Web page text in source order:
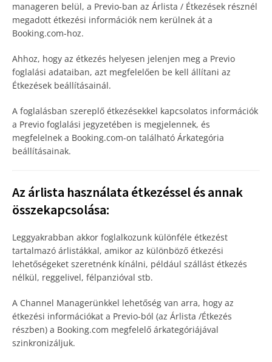
manageren belül, a Previo-ban az Árlista / Étkezések résznél
megadott étkezési információk nem kerülnek át a
Booking.com-hoz.
Ahhoz, hogy az étkezés helyesen jelenjen meg a Previo
foglalási adataiban, azt megfelelően be kell állítani az
Étkezések beállításainál.
A foglalásban szereplő étkezésekkel kapcsolatos információk
a Previo foglalási jegyzetében is megjelennek, és
megfelelnek a Booking.com-on található Árkategória
beállításainak.
Az árlista használata étkezéssel és annak
összekapcsolása:
Leggyakrabban akkor foglalkozunk különféle étkezést
tartalmazó árlistákkal, amikor az különböző étkezési
lehetőségeket szeretnénk kínálni, például szállást étkezés
nélkül, reggelivel, félpanzióval stb.
A Channel Managerünkkel lehetőség van arra, hogy az
étkezési információkat a Previo-ból (az Árlista /Étkezés
részben) a Booking.com megfelelő árkategóriájával
szinkronizáljuk.